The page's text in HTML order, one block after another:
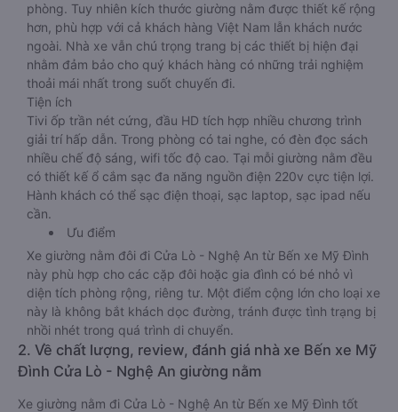
phòng. Tuy nhiên kích thước giường nằm được thiết kế rộng
hơn, phù hợp với cả khách hàng Việt Nam lẫn khách nước
ngoài. Nhà xe vẫn chú trọng trang bị các thiết bị hiện đại
nhằm đảm bảo cho quý khách hàng có những trải nghiệm
thoải mái nhất trong suốt chuyến đi.
Tiện ích
Tivi ốp trần nét cứng, đầu HD tích hợp nhiều chương trình
giải trí hấp dẫn. Trong phòng có tai nghe, có đèn đọc sách
nhiều chế độ sáng, wifi tốc độ cao. Tại mỗi giường nằm đều
có thiết kế ổ cắm sạc đa năng nguồn điện 220v cực tiện lợi.
Hành khách có thể sạc điện thoại, sạc laptop, sạc ipad nếu
cần.
Ưu điểm
Xe giường nằm đôi đi Cửa Lò - Nghệ An từ Bến xe Mỹ Đình
này phù hợp cho các cặp đôi hoặc gia đình có bé nhỏ vì
diện tích phòng rộng, riêng tư. Một điểm cộng lớn cho loại xe
này là không bắt khách dọc đường, tránh được tình trạng bị
nhồi nhét trong quá trình di chuyển.
2. Về chất lượng, review, đánh giá nhà xe Bến xe Mỹ
Đình Cửa Lò - Nghệ An giường nằm
Xe giường nằm đi Cửa Lò - Nghệ An từ Bến xe Mỹ Đình tốt